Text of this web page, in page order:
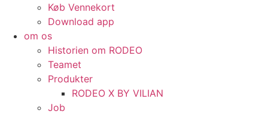
Køb Vennekort
Download app
om os
Historien om RODEO
Teamet
Produkter
RODEO X BY VILIAN
Job